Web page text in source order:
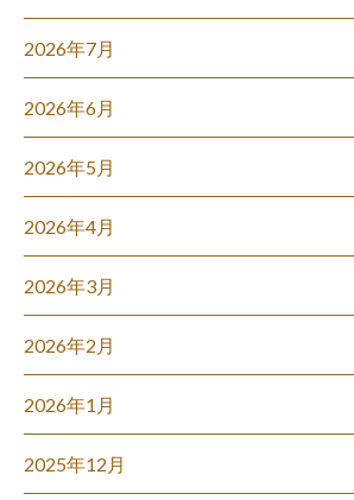
2026年7月
2026年6月
2026年5月
2026年4月
2026年3月
2026年2月
2026年1月
2025年12月